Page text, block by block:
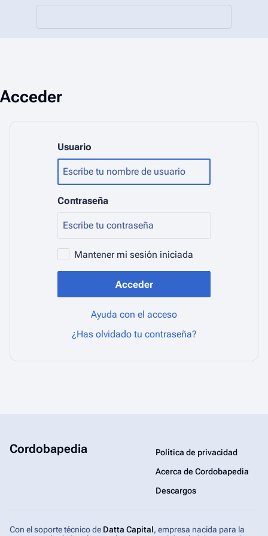
Acceder
Usuario
Contraseña
Mantener mi sesión iniciada
Acceder
Ayuda con el acceso
¿Has olvidado tu contraseña?
Cordobapedia
Política de privacidad
Acerca de Cordobapedia
Descargos
Con el soporte técnico de Datta Capital, empresa nacida para la